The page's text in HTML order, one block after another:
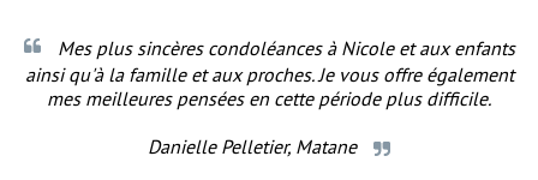
Mes plus sincères condoléances à Nicole et aux enfants
ainsi qu'à la famille et aux proches. Je vous offre également
mes meilleures pensées en cette période plus difficile.
Danielle Pelletier, Matane